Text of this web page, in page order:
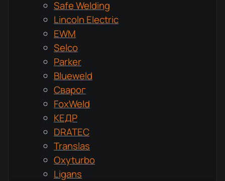
Safe Welding
Lincoln Electric
EWM
Selco
Parker
Blueweld
Сварог
FoxWeld
КЕДР
DRATEC
Translas
Oxyturbo
Ligans